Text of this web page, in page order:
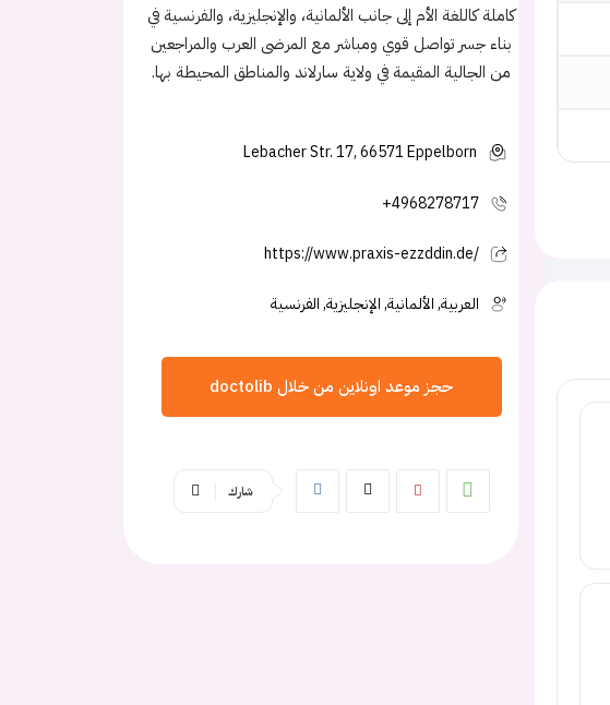
كاملة كاللغة الأم إلى جانب الألمانية، والإنجليزية، والفرنسية في
بناء جسر تواصل قوي ومباشر مع المرضى العرب والمراجعين
من الجالية المقيمة في ولاية سارلاند والمناطق المحيطة بها.
Lebacher Str. 17, 66571 Eppelborn
+4968278717
https://www.praxis-ezzddin.de/
العربية, الألمانية, الإنجليزية, الفرنسية
حجز موعد اونلاين من خلال doctolib
شارك